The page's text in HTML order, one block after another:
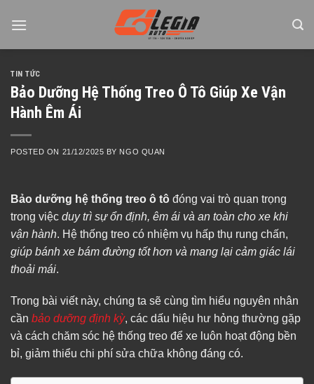
TIN TỨC
Bảo Dưỡng Hệ Thống Treo Ô Tô Giúp Xe Vận
Hành Êm Ái
POSTED ON 21/12/2025 BY NGO QUAN
Bảo dưỡng hệ thống treo ô tô đóng vai trò quan trọng
trong việc duy trì sự ổn định, êm ái và an toàn cho xe khi
vận hành. Hệ thống treo có nhiệm vụ hấp thụ rung chấn,
giúp bánh xe bám đường tốt hơn và mang lại cảm giác lái
thoải mái.
Trong bài viết này, chúng ta sẽ cùng tìm hiểu nguyên nhân
cần bảo dưỡng định kỳ, các dấu hiệu hư hỏng thường gặp
và cách chăm sóc hệ thống treo để xe luôn hoạt động bền
bỉ, giảm thiểu chi phí sửa chữa không đáng có.